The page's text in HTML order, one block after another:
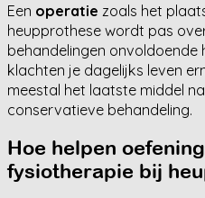
Een operatie zoals het
heupprothese wordt pas
behandelingen onvoldoende
klachten je dagelijks leven
meestal het laatste middel
conservatieve behandeling.
Hoe helpen
fysiotherapie bij